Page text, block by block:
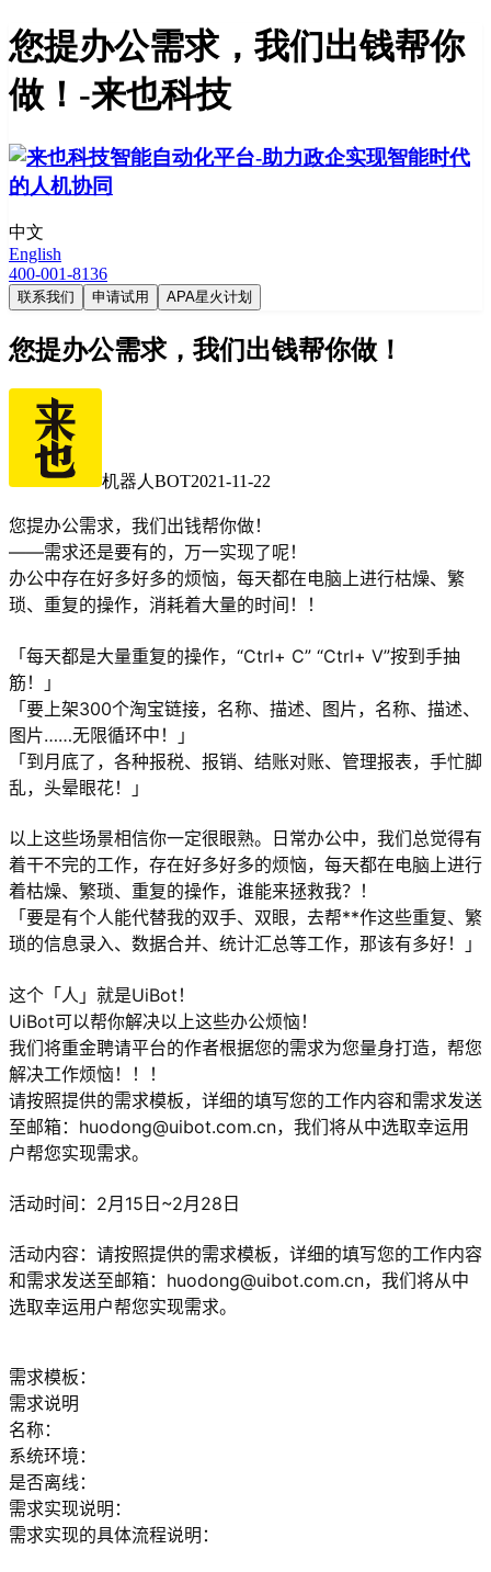
您提办公需求，我们出钱帮你
做！-来也科技
中文
English
400-001-8136
联系我们 申请试用 APA星火计划
您提办公需求，我们出钱帮你做！
机器人BOT2021-11-22
您提办公需求，我们出钱帮你做！
——需求还是要有的，万一实现了呢！
办公中存在好多好多的烦恼，每天都在电脑上进行枯燥、繁
琐、重复的操作，消耗着大量的时间！！
「每天都是大量重复的操作，“Ctrl+ C” “Ctrl+ V”按到手抽
筋！」
「要上架300个淘宝链接，名称、描述、图片，名称、描述、
图片……无限循环中！」
「到月底了，各种报税、报销、结账对账、管理报表，手忙脚
乱，头晕眼花！」
以上这些场景相信你一定很眼熟。日常办公中，我们总觉得有
着干不完的工作，存在好多好多的烦恼，每天都在电脑上进行
着枯燥、繁琐、重复的操作，谁能来拯救我？！
「要是有个人能代替我的双手、双眼，去帮**作这些重复、繁
琐的信息录入、数据合并、统计汇总等工作，那该有多好！」
这个「人」就是UiBot！
UiBot可以帮你解决以上这些办公烦恼！
我们将重金聘请平台的作者根据您的需求为您量身打造，帮您
解决工作烦恼！！！
请按照提供的需求模板，详细的填写您的工作内容和需求发送
至邮箱：huodong@uibot.com.cn，我们将从中选取幸运用
户帮您实现需求。
活动时间：2月15日~2月28日
活动内容：请按照提供的需求模板，详细的填写您的工作内容
和需求发送至邮箱：huodong@uibot.com.cn，我们将从中
选取幸运用户帮您实现需求。
需求模板：
需求说明
名称：
系统环境：
是否离线：
需求实现说明：
需求实现的具体流程说明：